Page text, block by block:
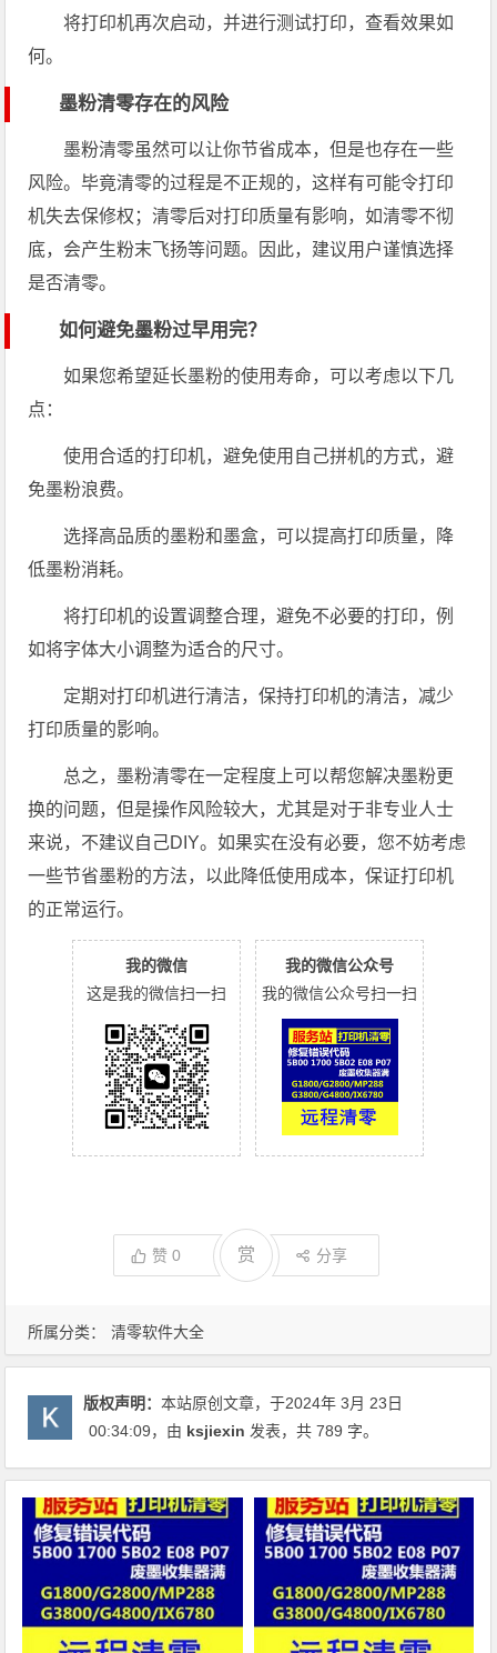
所属分类： 清零软件大全
将打印机再次启动，并进行测试打印，查看效果如
何。
墨粉清零存在的风险
墨粉清零虽然可以让你节省成本，但是也存在一些
风险。毕竟清零的过程是不正规的，这样有可能令打印
机失去保修权；清零后对打印质量有影响，如清零不彻
底，会产生粉末飞扬等问题。因此，建议用户谨慎选择
是否清零。
如何避免墨粉过早用完？
如果您希望延长墨粉的使用寿命，可以考虑以下几
点：
使用合适的打印机，避免使用自己拼机的方式，避
免墨粉浪费。
选择高品质的墨粉和墨盒，可以提高打印质量，降
低墨粉消耗。
将打印机的设置调整合理，避免不必要的打印，例
如将字体大小调整为适合的尺寸。
定期对打印机进行清洁，保持打印机的清洁，减少
打印质量的影响。
总之，墨粉清零在一定程度上可以帮您解决墨粉更
换的问题，但是操作风险较大，尤其是对于非专业人士
来说，不建议自己DIY。如果实在没有必要，您不妨考虑
一些节省墨粉的方法，以此降低使用成本，保证打印机
的正常运行。
我的微信
这是我的微信扫一扫
我的微信公众号
我的微信公众号扫一扫
赞0 赏 分享
版权声明：本站原创文章，于2024年 3月 23日
00:34:09，由 ksjiexin 发表，共 789 字。